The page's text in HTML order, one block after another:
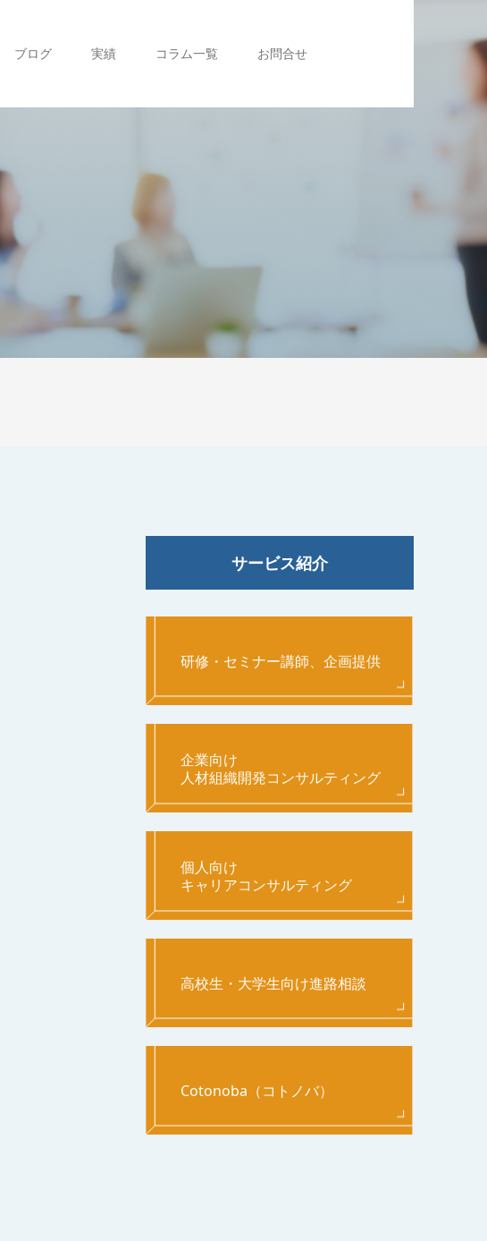
ブログ 実績 コラム一覧 お問合せ
サービス紹介
研修・セミナー講師、企画提供
企業向け
人材組織開発コンサルティング
個人向け
キャリアコンサルティング
高校生・大学生向け進路相談
Cotonoba（コトノバ）